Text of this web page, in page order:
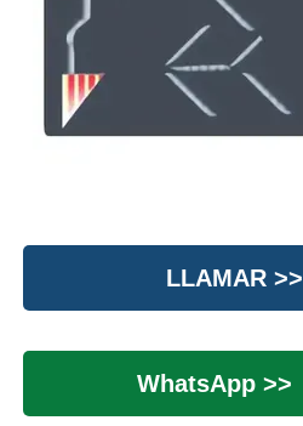
LLAMAR >>
WhatsApp >>